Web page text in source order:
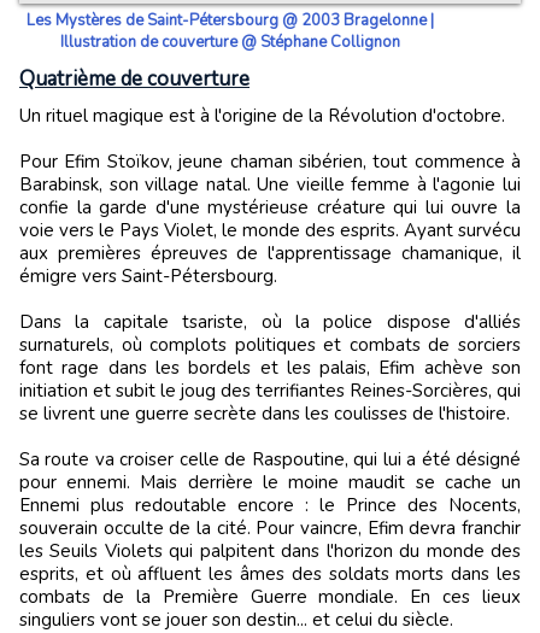
Les Mystères de Saint-Pétersbourg @ 2003 Bragelonne |
Illustration de couverture @ Stéphane Collignon
Quatrième de couverture
Un rituel magique est à l'origine de la Révolution d'octobre.
Pour Efim Stoïkov, jeune chaman sibérien, tout commence à
Barabinsk, son village natal. Une vieille femme à l'agonie lui
confie la garde d'une mystérieuse créature qui lui ouvre la
voie vers le Pays Violet, le monde des esprits. Ayant survécu
aux premières épreuves de l'apprentissage chamanique, il
émigre vers Saint-Pétersbourg.
Dans la capitale tsariste, où la police dispose d'alliés
surnaturels, où complots politiques et combats de sorciers
font rage dans les bordels et les palais, Efim achève son
initiation et subit le joug des terrifiantes Reines-Sorcières, qui
se livrent une guerre secrète dans les coulisses de l'histoire.
Sa route va croiser celle de Raspoutine, qui lui a été désigné
pour ennemi. Mais derrière le moine maudit se cache un
Ennemi plus redoutable encore : le Prince des Nocents,
souverain occulte de la cité. Pour vaincre, Efim devra franchir
les Seuils Violets qui palpitent dans l'horizon du monde des
esprits, et où affluent les âmes des soldats morts dans les
combats de la Première Guerre mondiale. En ces lieux
singuliers vont se jouer son destin... et celui du siècle.